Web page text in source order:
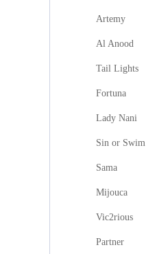
Artemy
Al Anood
Tail Lights
Fortuna
Lady Nani
Sin or Swim
Sama
Mijouca
Vic2rious
Partner